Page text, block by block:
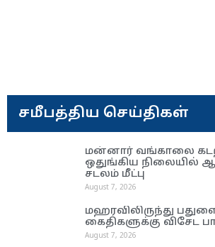
சமீபத்திய செய்திகள்
மன்னார் வங்காலை
ஒதுங்கிய நிலையில்
சடலம் மீட்பு
August 7, 2026
மஹரவிலிருந்து
கைதிகளுக்கு விசேட
August 7, 2026